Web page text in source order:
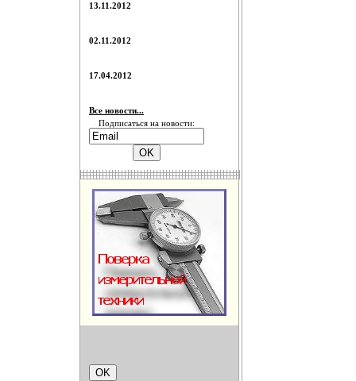
13.11.2012
02.11.2012
17.04.2012
Все новости...
Подписаться на новости: